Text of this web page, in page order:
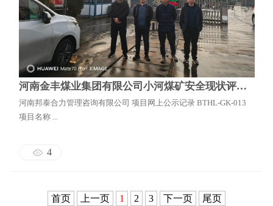
河南金丰煤业集团有限公司小河煤矿安全现状评价报告
河南邦泰合力管理咨询有限公司 项目网上公示记录 BTHL-GK-013
项目名称 ...
4
首页 上一页 1 2 3 下一页 尾页